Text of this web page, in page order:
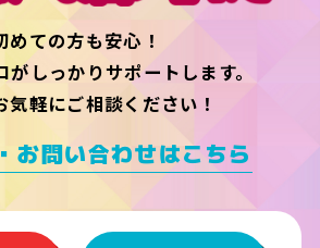
めての方も安心！
がしっかりサポートします。
気軽にご相談ください！
お問い合わせはこちら